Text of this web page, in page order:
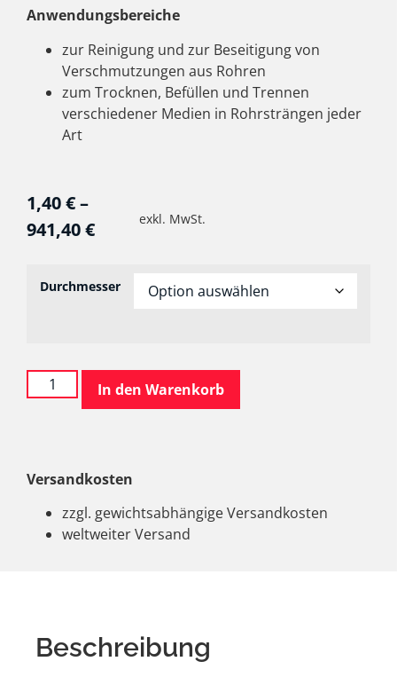
Anwendungsbereiche
zur Reinigung und zur Beseitigung von
Verschmutzungen aus Rohren
zum Trocknen, Befüllen und Trennen
verschiedener Medien in Rohrsträngen jeder
Art
1,40€–
941,40€ exkl. MwSt.
Durchmesser
In den Warenkorb
Versandkosten
zzgl. gewichtsabhängige Versandkosten
weltweiter Versand
Beschreibung